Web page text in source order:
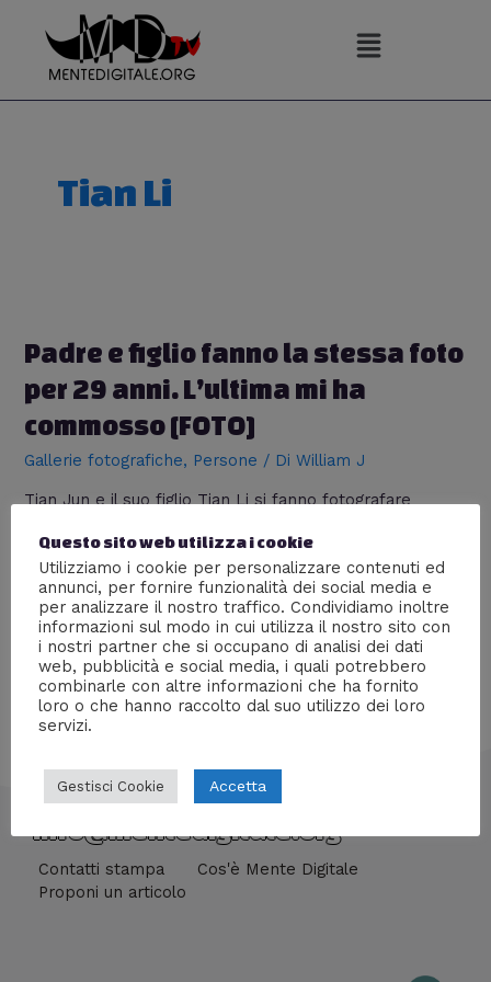
contenuto
Tian Li
Padre e figlio fanno la stessa foto
per 29 anni. L’ultima mi ha
commosso [FOTO]
Gallerie fotografiche, Persone / DiWilliam J
Tian Jun e il suo figlio Tian Li si fanno fotografare
l’ultimo 2015. Ora vienimi a dire che l’ultima foto non ti
ha colpito… un bellissimo esempio del cerchio della
vita.
info@mentedigitale.org
Contatti stampa
Cos'è Mente Digitale
Proponi un articolo
Questo sito web utilizza i cookie
Utilizziamo i cookie per personalizzare contenuti ed
annunci, per fornire funzionalità dei social media e
per analizzare il nostro traffico. Condividiamo inoltre
informazioni sul modo in cui utilizza il nostro sito con
i nostri partner che si occupano di analisi dei dati
web, pubblicità e social media, i quali potrebbero
combinarle con altre informazioni che ha fornito
loro o che hanno raccolto dal suo utilizzo dei loro
servizi.
Gestisci Cookie Accetta